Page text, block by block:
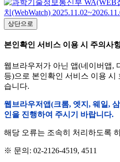
상단으로
본인확인 서비스 이용 시 주의사
웹브라우저가 아닌 앱(네이버앱,
등)으로 본인확인 서비스 이용 시
습니다.
웹브라우저앱(크롬, 엣지, 웨일,
인을 진행하여 주시기 바랍니다.
해당 오류는 조속히 처리하도록
※ 문의: 02-2126-4519, 4511